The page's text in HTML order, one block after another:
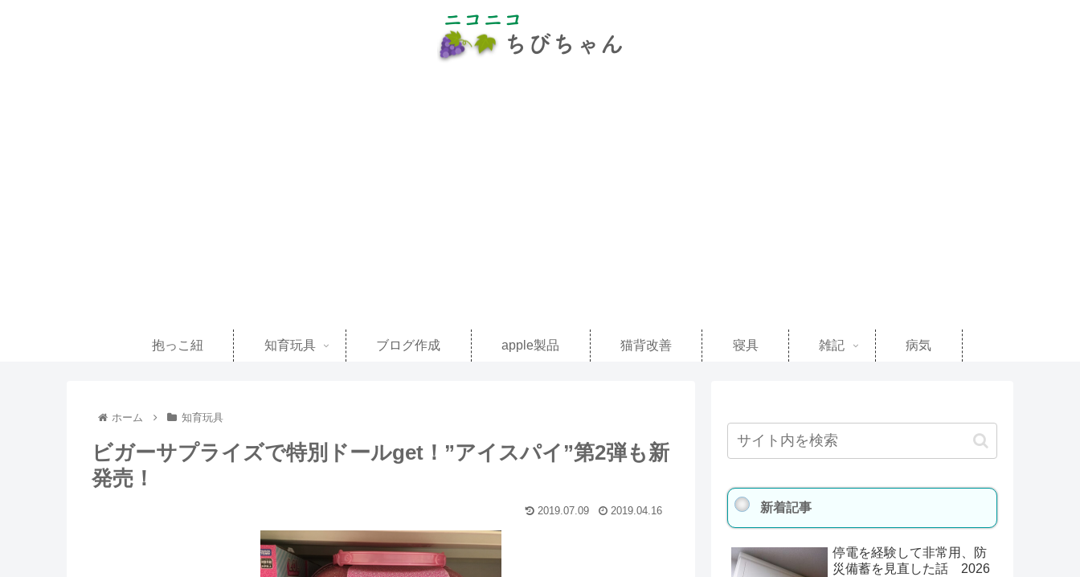
抱っこ紐 知育玩具 ブログ作成 apple製品 猫背改善 寝具 雑記 病気
ホーム 知育玩具
ビガーサプライズで特別ドールget！”アイスパイ”第2弾も新
発売！
2019.07.09 2019.04.16 新着記事
停電を経験して非常用、防
災備蓄を見直した話 2026